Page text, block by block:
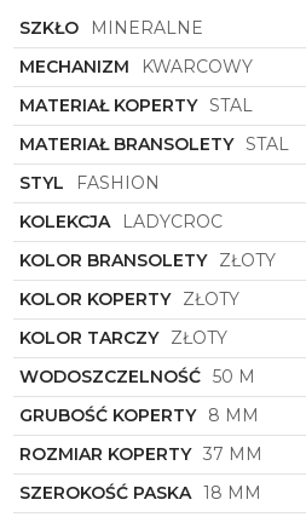
Kształt koperty w formie
zegarek idealnie dopasowuje
nadgarstka, podkreślając
elegancję jego właścicielki.
Zegarek damskiLacoste o
tylko stylowy dodatek do
także praktyczne narzędzie
które pomaga kontrolować
planować czas efektywnie.
Dzięki połączeniu
jakości materiałów i
ten zegarek stanowi
kobiet, które cenią sobie
funkcjonalność w jednym. Daj
wyjątkowemu urokowi i
wyjątkowość z zegarkiem
2001410!
SZKŁO
MINERALNE
MECHANIZM
KWARCOWY
MATERIAŁ KOPERTY STAL
MATERIAŁ BRANSOLETY STAL
STYL
FASHION
KOLEKCJA
LADYCROC
KOLOR BRANSOLETY ZŁOTY
KOLOR KOPERTY ZŁOTY
KOLOR TARCZY ZŁOTY
WODOSZCZELNOŚĆ 50 M
GRUBOŚĆ KOPERTY 8 MM
ROZMIAR KOPERTY 37 MM
SZEROKOŚĆ PASKA 18 MM